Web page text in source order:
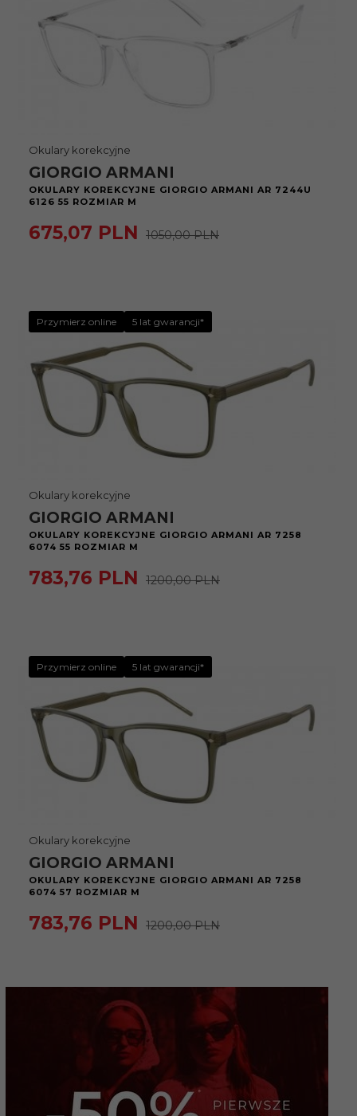
Okulary korekcyjne
GIORGIO ARMANI
OKULARY KOREKCYJNE GIORGIO ARMANI AR 7244U
6126 55 ROZMIAR M
675,07 PLN 1050,00 PLN
Przymierz online 5 lat gwarancji*
Okulary korekcyjne
GIORGIO ARMANI
OKULARY KOREKCYJNE GIORGIO ARMANI AR 7258
6074 55 ROZMIAR M
783,76 PLN 1200,00 PLN
Przymierz online 5 lat gwarancji*
Okulary korekcyjne
GIORGIO ARMANI
OKULARY KOREKCYJNE GIORGIO ARMANI AR 7258
6074 57 ROZMIAR M
783,76 PLN 1200,00 PLN